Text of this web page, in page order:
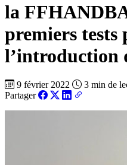
la
premiers tests
l’introduction
9 février 2022
3 min de
Partager